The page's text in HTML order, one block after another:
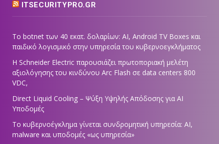
ITSECURITYPRO.GR
Το botnet των 40 εκατ. δολαρίων: AI, Android TV Boxes και
παιδικό λογισμικό στην υπηρεσία του κυβερνοεγκλήματος
Η Schneider Electric παρουσιάζει πρωτοποριακή μελέτη
αξιολόγησης του κινδύνου Arc Flash σε data centers 800
VDC,
Direct Liquid Cooling – Ψύξη Υψηλής Απόδοσης για AI
Υποδομές
Το κυβερνοέγκλημα γίνεται συνδρομητική υπηρεσία: AI,
malware και υποδομές «ως υπηρεσία»